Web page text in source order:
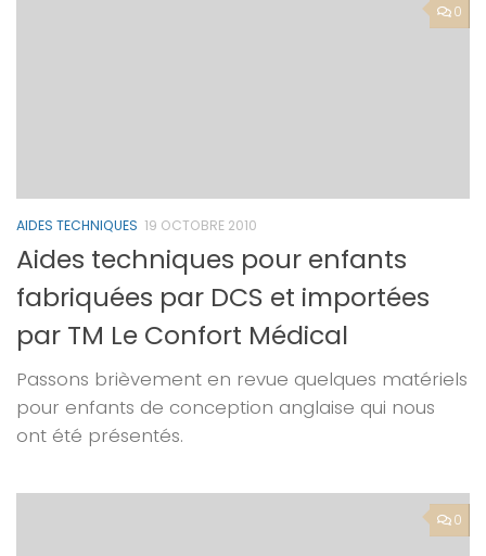
0
AIDES TECHNIQUES 19 OCTOBRE 2010
Aides techniques pour enfants
fabriquées par DCS et importées
par TM Le Confort Médical
Passons brièvement en revue quelques matériels
pour enfants de conception anglaise qui nous
ont été présentés.
0